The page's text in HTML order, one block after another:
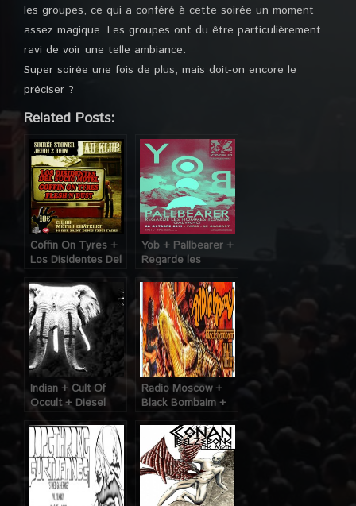
les groupes, ce qui a conféré à cette soirée un moment
assez magique. Les groupes ont du être particulièrement
ravi de voir une telle ambiance.
Super soirée une fois de plus, mais doit-on encore le
préciser ?
Related Posts:
Coffin On Tyres +
Los Disidentes Del
Flesh & Dust @
Klub (Paris), le 02
Juin 2011
Yob + Pallbearer +
Regarde les
Hommes Tomber +
Galvano @ Glazart
(Paris), le 08
Octobre 2014
Indian + Cult Of
Occult + Diesel
King @ Glazart
(Paris), le 25 Mars
2014
Radio Moscow +
Black Bombaim +
Black Willows @
Glazart (Paris), le
04 Juin 2014